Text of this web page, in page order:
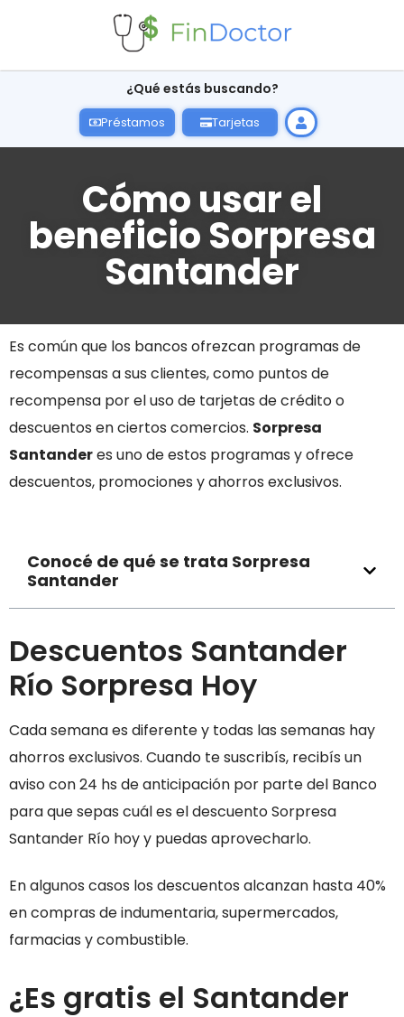
¿Qué estás buscando?
Préstamos Tarjetas
Cómo usar el
beneficio Sorpresa
Santander
Es común que los bancos ofrezcan programas de
recompensas a sus clientes, como puntos de
recompensa por el uso de tarjetas de crédito o
descuentos en ciertos comercios. Sorpresa
Santanderes uno de estos programas y ofrece
descuentos, promociones y ahorros exclusivos.
Conocé de qué se trata Sorpresa
Santander
Descuentos Santander
Río Sorpresa Hoy
Cada semana es diferente y todas las semanas hay
ahorros exclusivos. Cuando te suscribís, recibís un
aviso con 24 hs de anticipación por parte del Banco
para que sepas cuál es el descuento Sorpresa
Santander Río hoy y puedas aprovecharlo.
En algunos casos los descuentos alcanzan hasta 40%
en compras de indumentaria, supermercados,
farmacias y combustible.
¿Es gratis el Santander